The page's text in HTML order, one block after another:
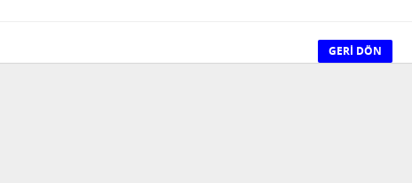
GERI DÖN